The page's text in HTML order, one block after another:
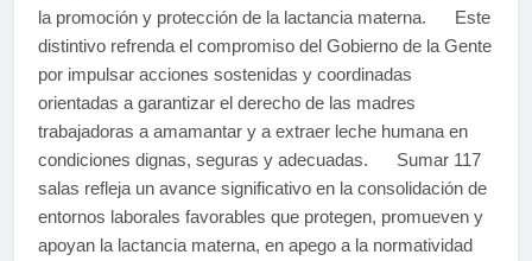
la promoción y protección de la lactancia materna. Este
distintivo refrenda el compromiso del Gobierno de la Gente
por impulsar acciones sostenidas y coordinadas
orientadas a garantizar el derecho de las madres
trabajadoras a amamantar y a extraer leche humana en
condiciones dignas, seguras y adecuadas. Sumar 117
salas refleja un avance significativo en la consolidación de
entornos laborales favorables que protegen, promueven y
apoyan la lactancia materna, en apego a la normatividad